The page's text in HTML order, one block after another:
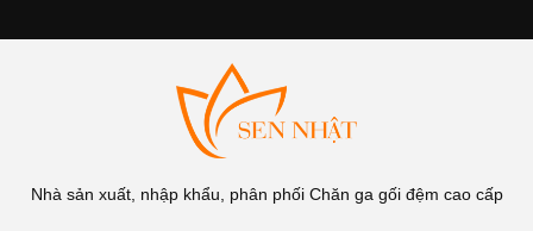
Nhà sản xuất, nhập khẩu, phân phối Chăn ga gối đệm cao cấp